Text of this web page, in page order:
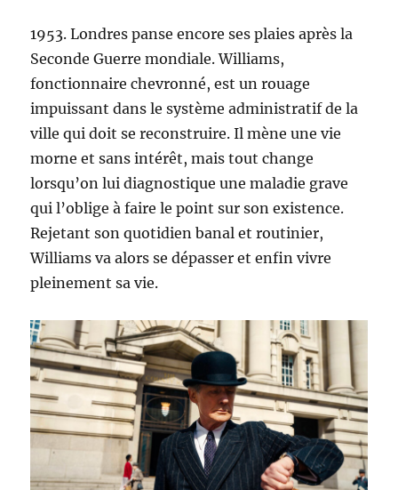
1953. Londres panse encore ses plaies après la
Seconde Guerre mondiale. Williams,
fonctionnaire chevronné, est un rouage
impuissant dans le système administratif de la
ville qui doit se reconstruire. Il mène une vie
morne et sans intérêt, mais tout change
lorsqu’on lui diagnostique une maladie grave
qui l’oblige à faire le point sur son existence.
Rejetant son quotidien banal et routinier,
Williams va alors se dépasser et enfin vivre
pleinement sa vie.